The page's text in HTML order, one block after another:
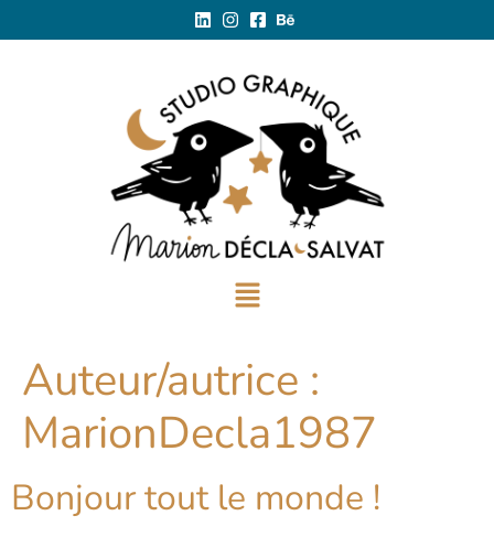
Auteur/autrice :
MarionDecla1987
Bonjour tout le monde !